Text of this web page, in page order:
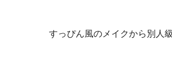
すっぴん風のメイクから別人